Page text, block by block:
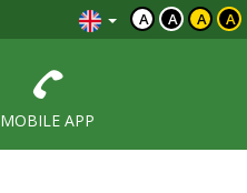
A A A A
MOBILE APP